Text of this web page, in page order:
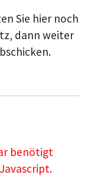
Sie hier noch
dann weiter
benötigt